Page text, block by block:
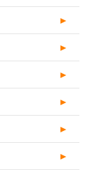
►
►
►
►
►
►